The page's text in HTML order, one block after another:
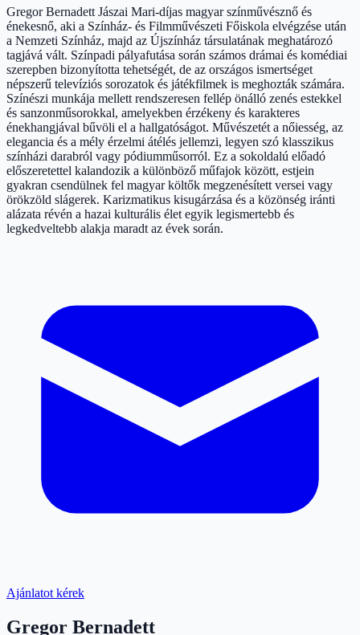
Gregor Bernadett Jászai Mari-díjas magyar színművésznő és
énekesnő, aki a Színház- és Filmművészeti Főiskola elvégzése után
a Nemzeti Színház, majd az Újszínház társulatának meghatározó
tagjává vált. Színpadi pályafutása során számos drámai és komédiai
szerepben bizonyította tehetségét, de az országos ismertséget
népszerű televíziós sorozatok és játékfilmek is meghozták számára.
Színészi munkája mellett rendszeresen fellép önálló zenés estekkel
és sanzonműsorokkal, amelyekben érzékeny és karakteres
énekhangjával bűvöli el a hallgatóságot. Művészetét a nőiesség, az
elegancia és a mély érzelmi átélés jellemzi, legyen szó klasszikus
színházi darabról vagy pódiumműsorról. Ez a sokoldalú előadó
előszeretettel kalandozik a különböző műfajok között, estjein
gyakran csendülnek fel magyar költők megzenésített versei vagy
örökzöld slágerek. Karizmatikus kisugárzása és a közönség iránti
alázata révén a hazai kulturális élet egyik legismertebb és
legkedveltebb alakja maradt az évek során.
Ajánlatot kérek
Gregor Bernadett